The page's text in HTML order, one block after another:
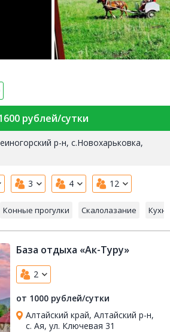
рублей/сутки
р-н, с.Новохарьковка,
3 4 12
Конные прогулки Скалолазание Кухня
База отдыха «Ак-Туру»
2
от 1000 рублей/сутки
Алтайский край, Алтайский р-н,
с. Ая, ул. Ключевая 31